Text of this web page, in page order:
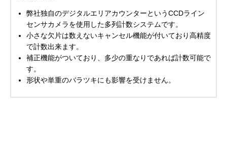
弊社独自のデジタルエリアカウンターというCCDライン
センサカメラを使用した多列計数システムです。
小さな欠片は数えないキャンセル機能が付いており高精度
で計数出来ます。
補正機能がついており、多少の重なりであれば計数可能で
す。
形状や単重のバラツキにも影響を受けません。